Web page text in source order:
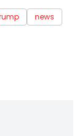
news